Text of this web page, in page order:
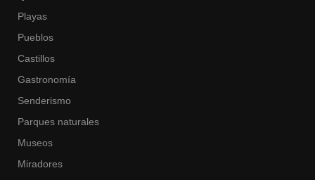
Playas
Pueblos
Castillos
Gastronomía
Senderismo
Parques naturales
Museos
Miradores